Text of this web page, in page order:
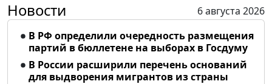
Новости
6 августа 2026
В РФ определили очередность размещения
партий в бюллетене на выборах в Госдуму
В России расширили перечень оснований
для выдворения мигрантов из страны